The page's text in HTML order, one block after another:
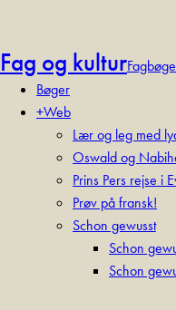
Fag og kultur
Bøger
+Web
Lær og leg med
Oswald og
Prins Pers rejse i
Prøv på fransk!
Schon gewusst
Schon
Schon